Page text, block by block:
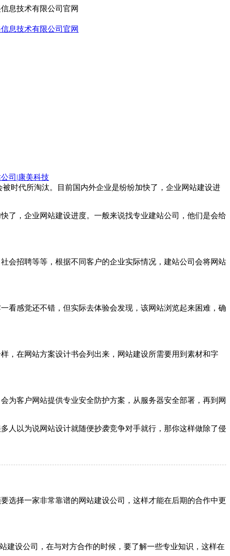
司|康美科技
时代所淘汰。目前国内外企业是纷纷加快了，企业网站建设进
了，企业网站建设进度。一般来说找专业建站公司，他们是会给
会招聘等等，根据不同客户的企业实际情况，建站公司会将网站
看感觉还不错，但实际去体验会发现，该网站浏览起来困难，确
，在网站方案设计书会列出来，网站建设所需要用到素材和字
为客户网站提供专业安全防护方案，从服务器安全部署，再到网
人以为说网站设计就随便抄袭竞争对手就行，那你这样做除了侵
选择一家非常靠谱的网站建设公司，这样才能在后期的合作中更
设公司，在与对方合作的时候，要了解一些专业知识，这样在